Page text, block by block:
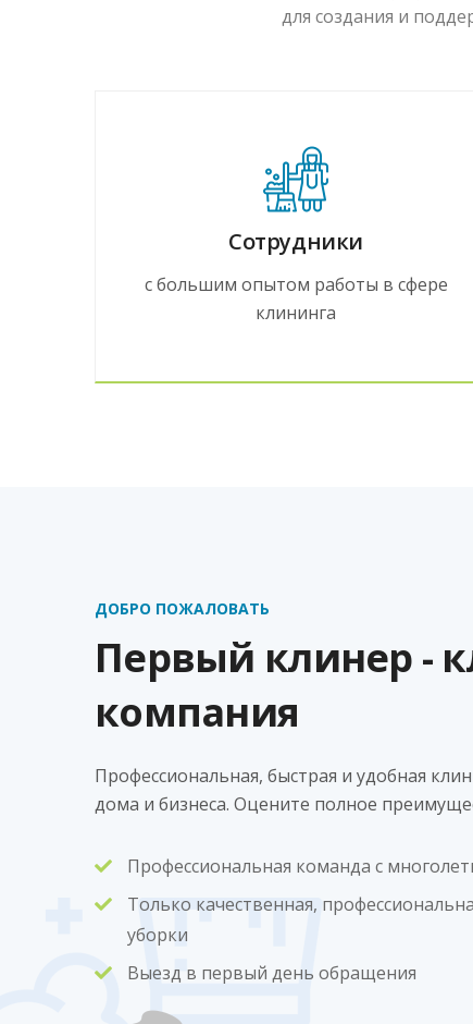
для создания и
Сотрудники
с большим опытом работы в сфере
клининга
ДОБРО ПОЖАЛОВАТЬ
Первый клинер -
компания
Профессиональная, быстрая и удобная
дома и бизнеса. Оцените полное
Профессиональная команда с
Только качественная,
уборки
Выезд в первый день обращения